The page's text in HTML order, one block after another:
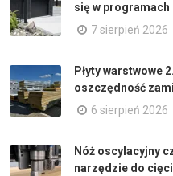
się w
7 sierpień 2026
Płyty warstwowe
oszczędność
6 sierpień 2026
Nóż oscylacyjny
narzędzie do